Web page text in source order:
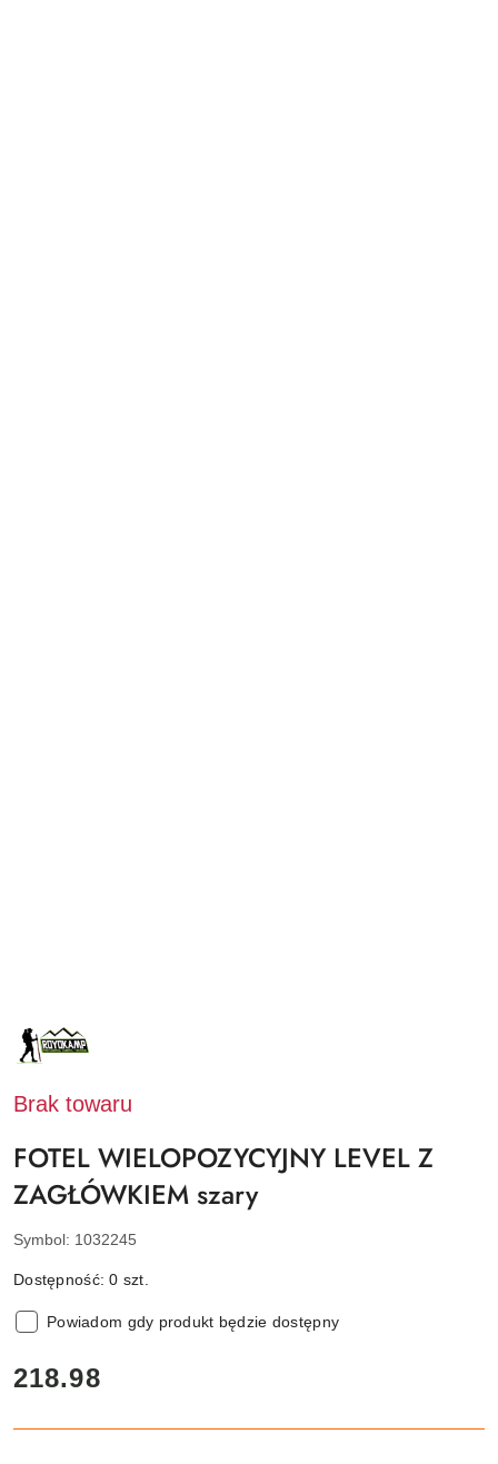
NAZWA
PRODUCENTA:
ROYOKAMP
Brak towaru
FOTEL WIELOPOZYCYJNY LEVEL Z
ZAGŁÓWKIEM szary
Symbol: 1032245
Dostępność:0 szt.
Powiadom gdy produkt będzie dostępny
cena:
218.98